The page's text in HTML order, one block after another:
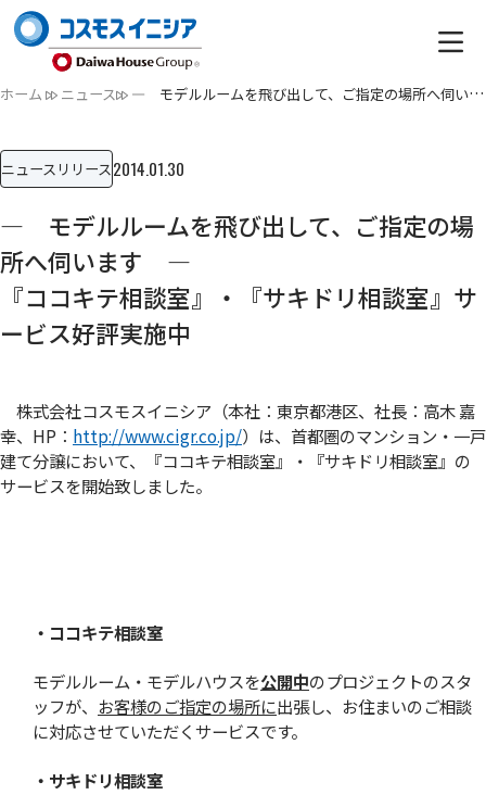
ホーム ニュース ― モデルルームを飛び出して、ご指定の場所へ伺います ―『コ…
ニュースリリース2014.01.30
― モデルルームを飛び出して、ご指定の場
所へ伺います ―
『ココキテ相談室』・『サキドリ相談室』サ
ービス好評実施中
株式会社コスモスイニシア（本社：東京都港区、社長：高木 嘉
幸、HP： http://www.cigr.co.jp/）は、首都圏のマンション・一戸
建て分譲において、『ココキテ相談室』・『サキドリ相談室』の
サービスを開始致しました。
・ココキテ相談室
モデルルーム・モデルハウスを公開中のプロジェクトのスタ
ッフが、 お客様のご指定の場所に出張し、お住まいのご相談
に対応させていただくサービスです。
・サキドリ相談室